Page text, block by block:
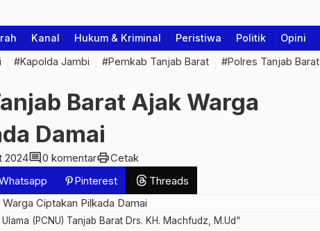
Kanal Hukum & Kriminal Peristiwa Politik Opini
#Kapolda Jambi #Pemkab Tanjab Barat #Polres Tanjab Barat
Barat Ajak Warga
Damai
2024comment0 komentarprintCetak
Pinterest Threads
(PCNU) Tanjab Barat Drs. KH. Machfudz, M.Ud“